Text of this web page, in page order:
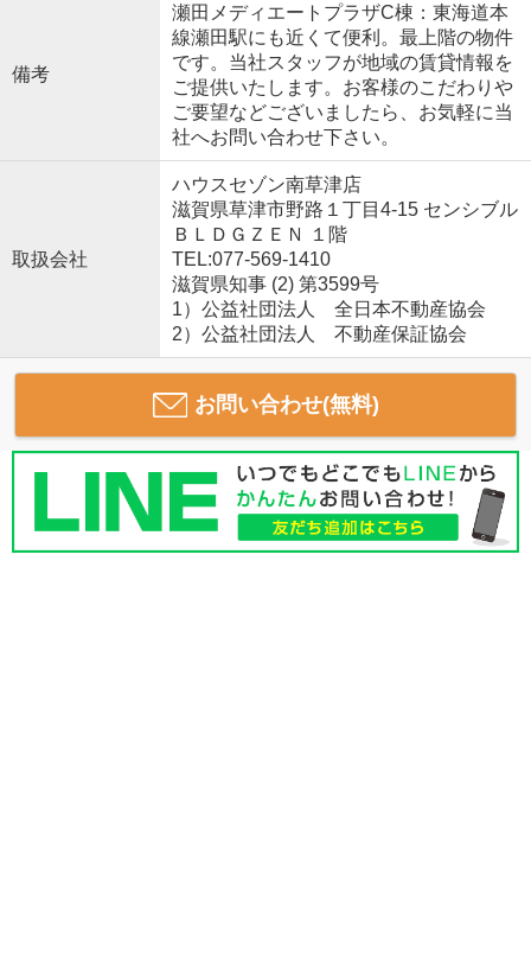
備考
瀬田メディエートプラザC棟：東海道本
線瀬田駅にも近くて便利。最上階の物件
です。当社スタッフが地域の賃貸情報を
ご提供いたします。お客様のこだわりや
ご要望などございましたら、お気軽に当
社へお問い合わせ下さい。
取扱会社
ハウスセゾン南草津店
滋賀県草津市野路１丁目4-15 センシブル
ＢＬＤＧＺＥＮ １階
TEL:077-569-1410
滋賀県知事 (2) 第3599号
1）公益社団法人 全日本不動産協会
2）公益社団法人 不動産保証協会
お問い合わせ(無料)